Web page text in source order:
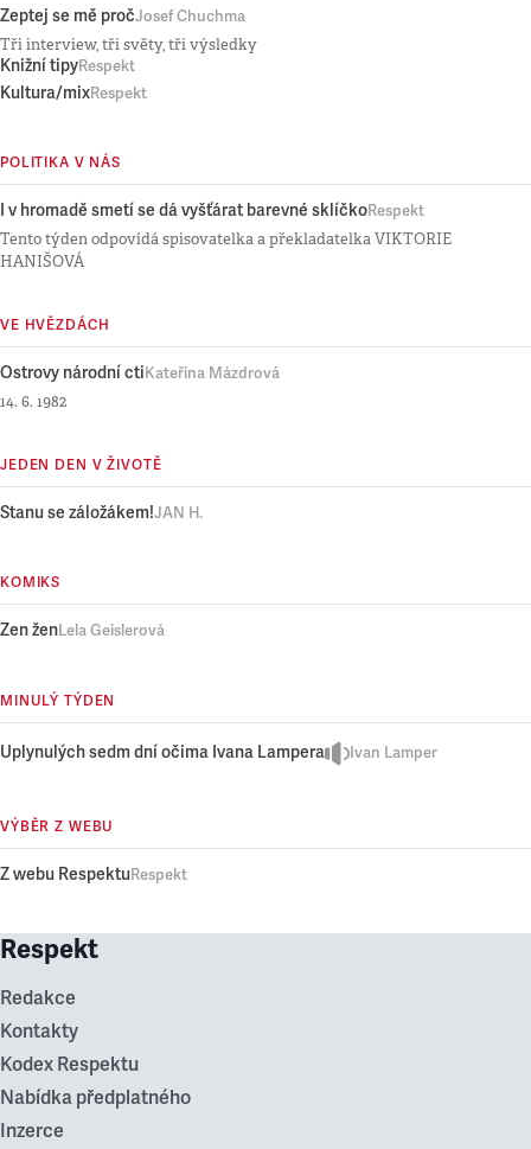
Zeptej se mě pročJosef Chuchma
Tři interview, tři světy, tři výsledky
Knižní tipyRespekt
Kultura/mixRespekt
POLITIKA V NÁS
I v hromadě smetí se dá vyšťárat barevné sklíčkoRespekt
Tento týden odpovídá spisovatelka a překladatelka VIKTORIE
HANIŠOVÁ
VE HVĚZDÁCH
Ostrovy národní ctiKateřina Mázdrová
14. 6. 1982
JEDEN DEN V ŽIVOTĚ
Stanu se záložákem!JAN H.
KOMIKS
Zen ženLela Geislerová
MINULÝ TÝDEN
Uplynulých sedm dní očima Ivana Lampera Ivan Lamper
VÝBĚR Z WEBU
Z webu RespektuRespekt
Respekt
Redakce
Kontakty
Kodex Respektu
Nabídka předplatného
Inzerce